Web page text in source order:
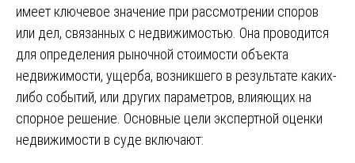
имеет ключевое значение при рассмотрении споров
или дел, связанных с недвижимостью. Она проводится
для определения рыночной стоимости объекта
недвижимости, ущерба, возникшего в результате каких-
либо событий, или других параметров, влияющих на
спорное решение. Основные цели экспертной оценки
недвижимости в суде включают: